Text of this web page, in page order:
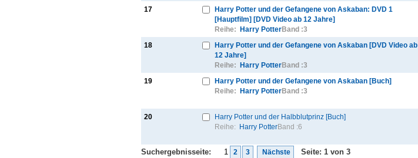
17
Harry Potter und der Gefangene von Askaban: DVD 1
[Hauptfilm] [DVD Video ab 12 Jahre]
Reihe:
Harry PotterBand :3
18
Harry Potter und der Gefangene von Askaban [DVD Video ab
12 Jahre]
Reihe:
Harry PotterBand :3
19
Harry Potter und der Gefangene von Askaban [Buch]
Reihe:
Harry PotterBand :3
20
Harry Potter und der Halbblutprinz [Buch]
Reihe:
Harry PotterBand :6
Suchergebnisseite: 1 2 3 Nächste Seite: 1 von 3